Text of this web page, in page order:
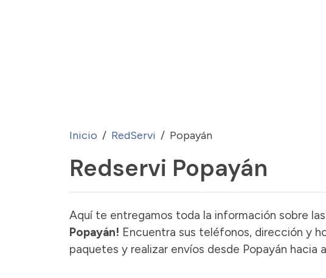
Inicio RedServi Popayán
Redservi Popayán
Aquí te entregamos toda la información sobre
Popayán! Encuentra sus teléfonos, dirección y
paquetes y realizar envíos desde Popayán hacia